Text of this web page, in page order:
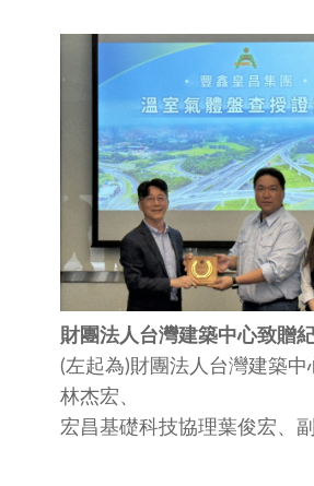
財團法人台灣建築中心致贈紀
(左起為)財團法人台灣建築中
林杰宏、
宏昌基礎科技協理葉俊宏、